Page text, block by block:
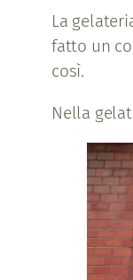
La
fatto un
così.
Nella